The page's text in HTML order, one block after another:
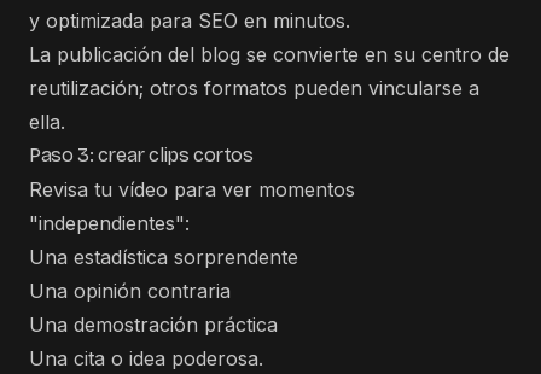
y optimizada para SEO en minutos.
La publicación del blog se convierte en su centro de
reutilización; otros formatos pueden vincularse a
ella.
Paso 3: crear clips cortos
Revisa tu vídeo para ver momentos
"independientes":
Una estadística sorprendente
Una opinión contraria
Una demostración práctica
Una cita o idea poderosa.